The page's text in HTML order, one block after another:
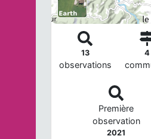
13
observations
4
Première
observation
2021